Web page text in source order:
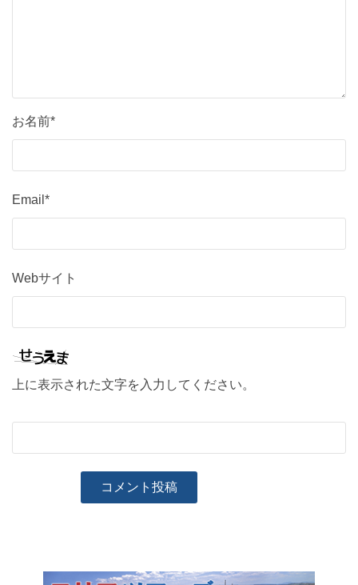
お名前*
Email*
Webサイト
上に表示された文字を入力してください。